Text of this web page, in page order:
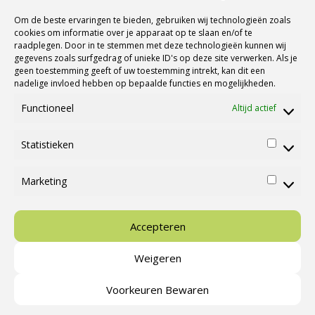
Om de beste ervaringen te bieden, gebruiken wij technologieën zoals
cookies om informatie over je apparaat op te slaan en/of te
raadplegen. Door in te stemmen met deze technologieën kunnen wij
gegevens zoals surfgedrag of unieke ID's op deze site verwerken. Als je
geen toestemming geeft of uw toestemming intrekt, kan dit een
nadelige invloed hebben op bepaalde functies en mogelijkheden.
Functioneel Altijd actief
Statistieken
Marketing
Accepteren
Weigeren
Voorkeuren Bewaren
Ⓒ Cannenburg Caravans en Campers |
Campings & Activiteiten Stallingsmogelijkheden